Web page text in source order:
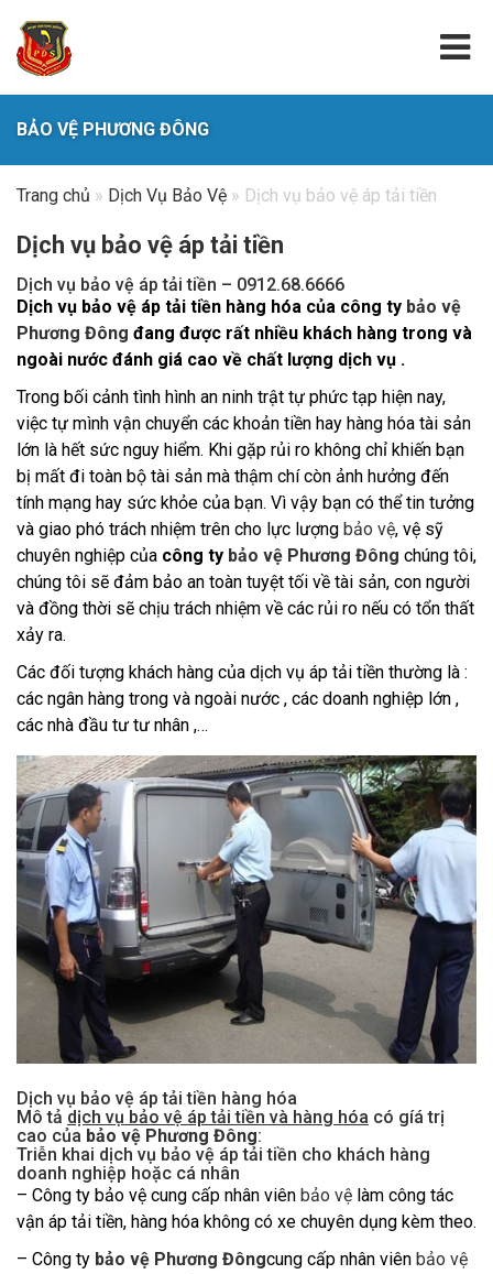
BẢO VỆ PHƯƠNG ĐÔNG
Trang chủ » Dịch Vụ Bảo Vệ » Dịch vụ bảo vệ áp tải tiền
Dịch vụ bảo vệ áp tải tiền
Dịch vụ bảo vệ áp tải tiền – 0912.68.6666
Dịch vụ bảo vệ áp tải tiền hàng hóa của công ty bảo vệ
Phương Đông đang được rất nhiều khách hàng trong và
ngoài nước đánh giá cao về chất lượng dịch vụ .
Trong bối cảnh tình hình an ninh trật tự phức tạp hiện nay,
việc tự mình vận chuyển các khoản tiền hay hàng hóa tài sản
lớn là hết sức nguy hiểm. Khi gặp rủi ro không chỉ khiến bạn
bị mất đi toàn bộ tài sản mà thậm chí còn ảnh hưởng đến
tính mạng hay sức khỏe của bạn. Vì vậy bạn có thể tin tưởng
và giao phó trách nhiệm trên cho lực lượng bảo vệ, vệ sỹ
chuyên nghiệp của công ty bảo vệ Phương Đông chúng tôi,
chúng tôi sẽ đảm bảo an toàn tuyệt tối về tài sản, con người
và đồng thời sẽ chịu trách nhiệm về các rủi ro nếu có tổn thất
xảy ra.
Các đối tượng khách hàng của dịch vụ áp tải tiền thường là :
các ngân hàng trong và ngoài nước , các doanh nghiệp lớn ,
các nhà đầu tư tư nhân ,…
Dịch vụ bảo vệ áp tải tiền hàng hóa
Mô tả dịch vụ bảo vệ áp tải tiền và hàng hóa có gíá trị
cao của bảo vệ Phương Đông:
Triễn khai dịch vụ bảo vệ áp tải tiền cho khách hàng
doanh nghiệp hoặc cá nhân
– Công ty bảo vệ cung cấp nhân viên bảo vệ làm công tác
vận áp tải tiền, hàng hóa không có xe chuyên dụng kèm theo.
– Công ty bảo vệ Phương Đôngcung cấp nhân viên bảo vệ